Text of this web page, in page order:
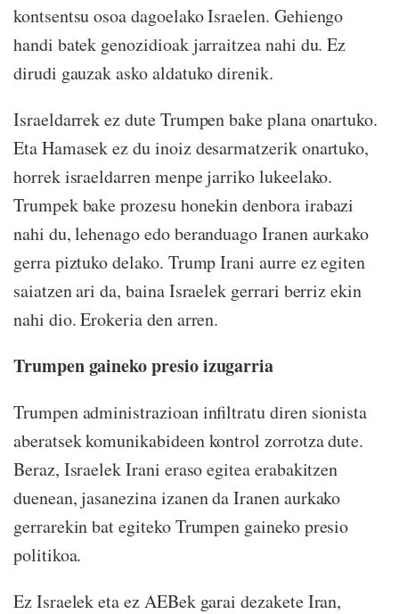
kontsentsu osoa dagoelako Israelen. Gehiengo
handi batek genozidioak jarraitzea nahi du. Ez
dirudi gauzak asko aldatuko direnik.
Israeldarrek ez dute Trumpen bake plana onartuko.
Eta Hamasek ez du inoiz desarmatzerik onartuko,
horrek israeldarren menpe jarriko lukeelako.
Trumpek bake prozesu honekin denbora irabazi
nahi du, lehenago edo beranduago Iranen aurkako
gerra piztuko delako. Trump Irani aurre ez egiten
saiatzen ari da, baina Israelek gerrari berriz ekin
nahi dio. Erokeria den arren.
Trumpen gaineko presio izugarria
Trumpen administrazioan infiltratu diren sionista
aberatsek komunikabideen kontrol zorrotza dute.
Beraz, Israelek Irani eraso egitea erabakitzen
duenean, jasanezina izanen da Iranen aurkako
gerrarekin bat egiteko Trumpen gaineko presio
politikoa.
Ez Israelek eta ez AEBek garai dezakete Iran,